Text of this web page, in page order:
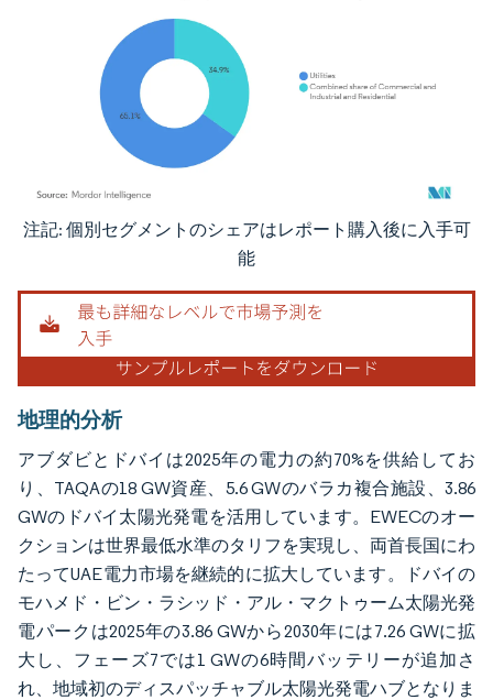
画像 © Mordor Intelligence。再利用にはCC BY 4.0の表示が必要です。
注記: 個別セグメントのシェアはレポート購入後に入手可
能
地理的分析
アブダビとドバイは2025年の電力の約70%を供給してお
り、TAQAの18 GW資産、5.6 GWのバラカ複合施設、3.86
GWのドバイ太陽光発電を活用しています。EWECのオー
クションは世界最低水準のタリフを実現し、両首長国にわ
たってUAE電力市場を継続的に拡大しています。ドバイの
モハメド・ビン・ラシッド・アル・マクトゥーム太陽光発
電パークは2025年の3.86 GWから2030年には7.26 GWに拡
大し、フェーズ7では1 GWの6時間バッテリーが追加さ
れ、地域初のディスパッチャブル太陽光発電ハブとなりま